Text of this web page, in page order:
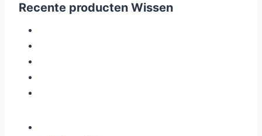
Recente producten Wissen